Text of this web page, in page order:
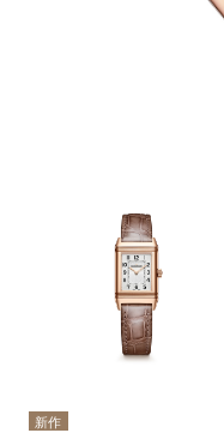
新作